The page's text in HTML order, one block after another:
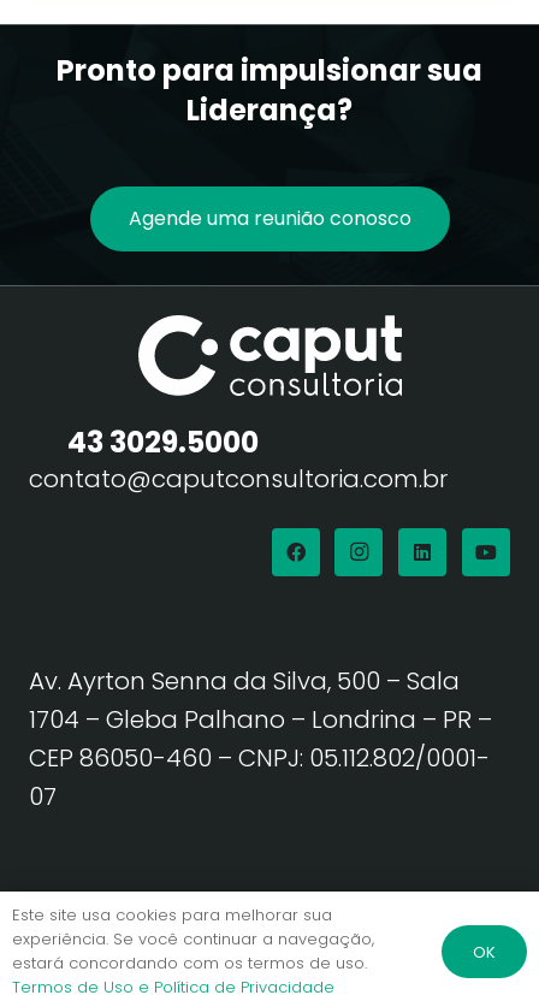
Pronto para impulsionar sua
Liderança?
Agende uma reunião conosco
43 3029.5000
contato@caputconsultoria.com.br
Av. Ayrton Senna da Silva, 500 – Sala
1704 – Gleba Palhano – Londrina – PR –
CEP 86050-460 – CNPJ: 05.112.802/0001-
07
Política de Privacidade | Termos de Uso
© Caput Consultoria. Todos os direitos reservados.
Este site usa cookies para melhorar sua
experiência. Se você continuar a navegação,
estará concordando com os termos de uso.
Termos de Uso e Política de Privacidade
OK